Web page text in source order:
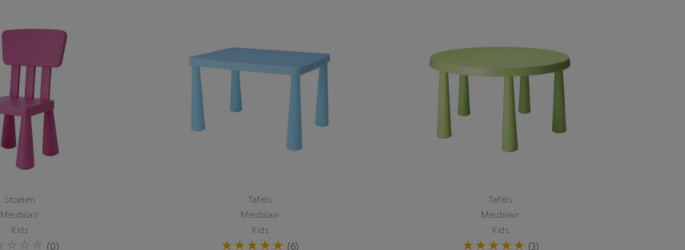
Stoelen
Meubilair
Kids
Tafels
Meubilair
Kids
Tafels
Meubilair
Kids